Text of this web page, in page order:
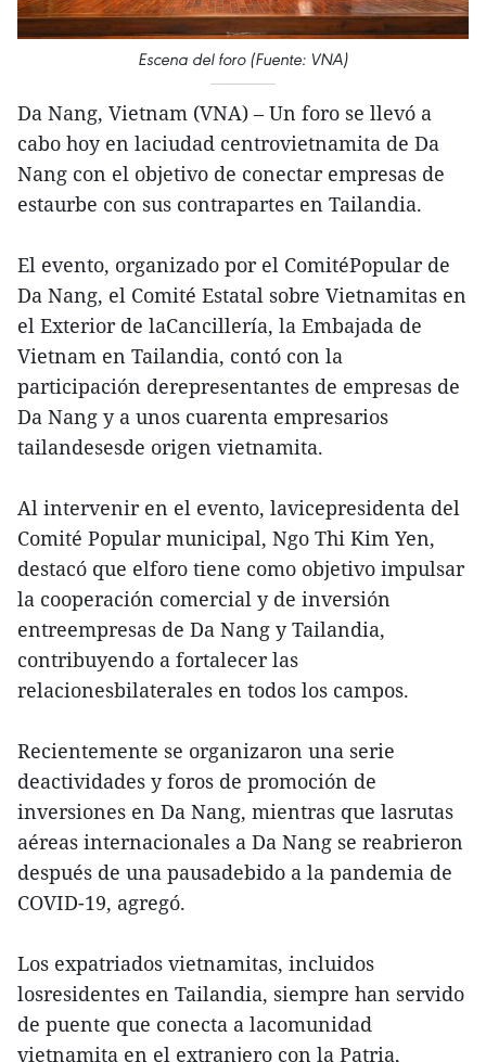
Escena del foro (Fuente: VNA)
Da Nang, Vietnam (VNA) – Un foro se llevó a
cabo hoy en laciudad centrovietnamita de Da
Nang con el objetivo de conectar empresas de
estaurbe con sus contrapartes en Tailandia.
El evento, organizado por el ComitéPopular de
Da Nang, el Comité Estatal sobre Vietnamitas en
el Exterior de laCancillería, la Embajada de
Vietnam en Tailandia, contó con la
participación derepresentantes de empresas de
Da Nang y a unos cuarenta empresarios
tailandesesde origen vietnamita.
Al intervenir en el evento, lavicepresidenta del
Comité Popular municipal, Ngo Thi Kim Yen,
destacó que elforo tiene como objetivo impulsar
la cooperación comercial y de inversión
entreempresas de Da Nang y Tailandia,
contribuyendo a fortalecer las
relacionesbilaterales en todos los campos.
Recientemente se organizaron una serie
deactividades y foros de promoción de
inversiones en Da Nang, mientras que lasrutas
aéreas internacionales a Da Nang se reabrieron
después de una pausadebido a la pandemia de
COVID-19, agregó.
Los expatriados vietnamitas, incluidos
losresidentes en Tailandia, siempre han servido
de puente que conecta a lacomunidad
vietnamita en el extranjero con la Patria,